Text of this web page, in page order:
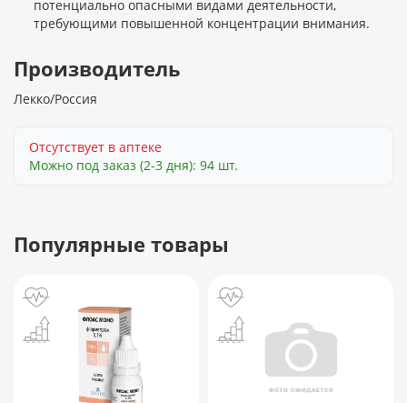
потенциально опасными видами деятельности,
требующими повышенной концентрации внимания.
Производитель
Лекко/Россия
Отсутствует в аптеке
Можно под заказ (2-3 дня): 94 шт.
Популярные товары